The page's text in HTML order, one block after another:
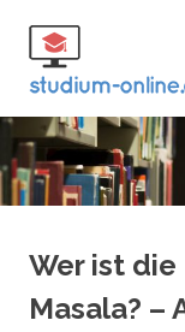
Inhalt
springen
Wer ist die
Masala? –